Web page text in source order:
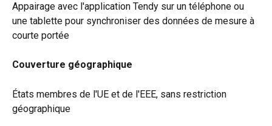
Appairage avec l'application Tendy sur un téléphone ou
une tablette pour synchroniser des données de mesure à
courte portée
Couverture géographique
États membres de l'UE et de l'EEE, sans restriction
géographique